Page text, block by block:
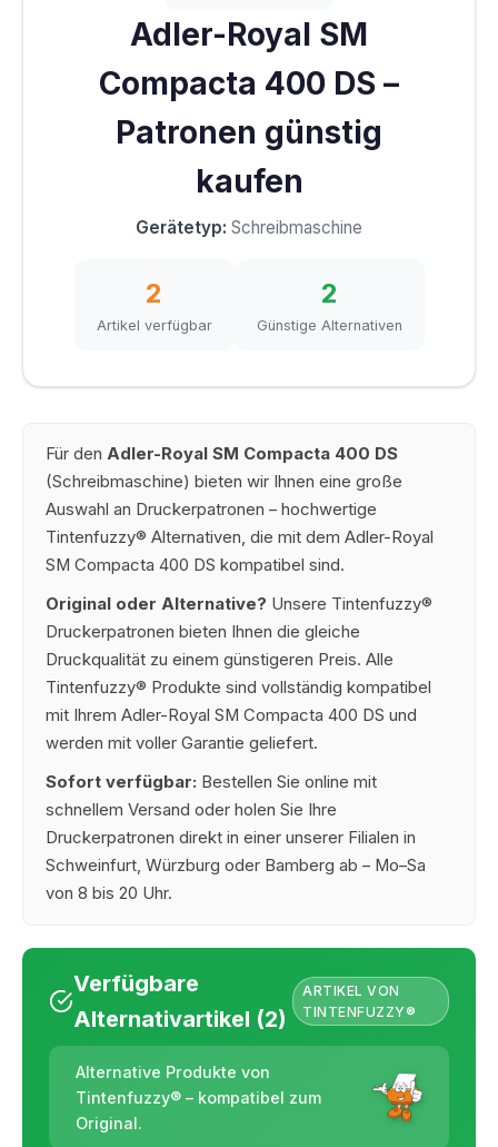
Adler-Royal SM
Compacta 400 DS –
Patronen günstig
kaufen
Gerätetyp: Schreibmaschine
2
Artikel verfügbar
2
Günstige Alternativen
Für den Adler-Royal SM Compacta 400 DS
(Schreibmaschine) bieten wir Ihnen eine große
Auswahl an Druckerpatronen – hochwertige
Tintenfuzzy® Alternativen, die mit dem Adler-Royal
SM Compacta 400 DS kompatibel sind.
Original oder Alternative? Unsere Tintenfuzzy®
Druckerpatronen bieten Ihnen die gleiche
Druckqualität zu einem günstigeren Preis. Alle
Tintenfuzzy® Produkte sind vollständig kompatibel
mit Ihrem Adler-Royal SM Compacta 400 DS und
werden mit voller Garantie geliefert.
Sofort verfügbar: Bestellen Sie online mit
schnellem Versand oder holen Sie Ihre
Druckerpatronen direkt in einer unserer Filialen in
Schweinfurt, Würzburg oder Bamberg ab – Mo–Sa
von 8 bis 20 Uhr.
Verfügbare
Alternativartikel (2)
ARTIKEL VON
TINTENFUZZY®
Alternative Produkte von
Tintenfuzzy® – kompatibel zum
Original.